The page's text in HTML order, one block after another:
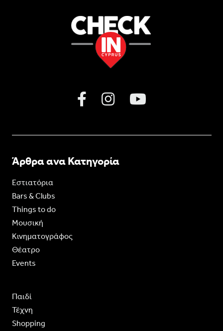
Άρθρα ανα Κατηγορία
Εστιατόρια
Bars & Clubs
Things to do
Moυσική
Κινηματογράφος
Θέατρο
Events
Παιδί
Τέχνη
Shopping